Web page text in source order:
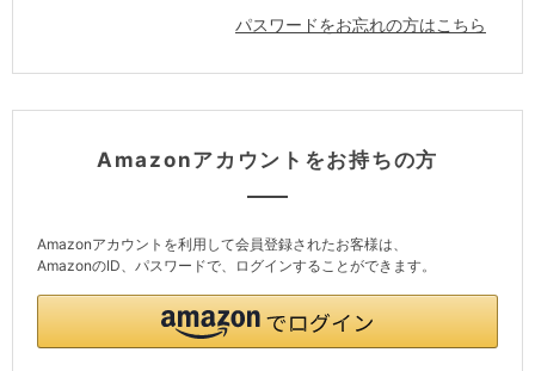
パスワードをお忘れの方はこちら
Amazonアカウントをお持ちの方
Amazonアカウントを利用して会員登録されたお客様は、
AmazonのID、パスワードで、ログインすることができます。